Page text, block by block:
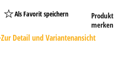
Als Favorit speichern
Button
Produkt
merken
Detail und Variantenansicht